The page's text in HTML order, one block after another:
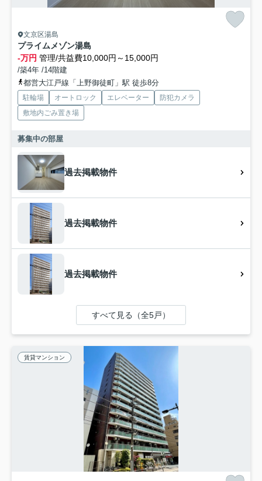
文京区湯島
プライムメゾン湯島
-万円 管理/共益費10,000円～15,000円
/築4年 /14階建
都営大江戸線「上野御徒町」駅 徒歩8分
駐輪場 オートロック エレベーター
防犯カメラ
敷地内ごみ置き場
募集中の部屋
過去掲載物件
過去掲載物件
過去掲載物件
すべて見る（全5戸）
賃貸マンション